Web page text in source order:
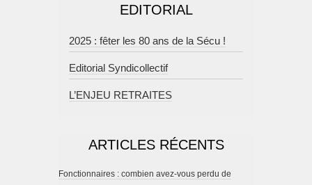
EDITORIAL
2025 : fêter les 80 ans de la Sécu !
Editorial Syndicollectif
L’ENJEU RETRAITES
ARTICLES RÉCENTS
Fonctionnaires : combien avez-vous perdu de